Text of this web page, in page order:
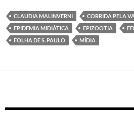
CLAUDIA MALINVERNI CORRIDA PELA
EPIDEMIA MIDIÁTICA
EPIZOOTIA
FOLHA DE S. PAULO
MÍDIA